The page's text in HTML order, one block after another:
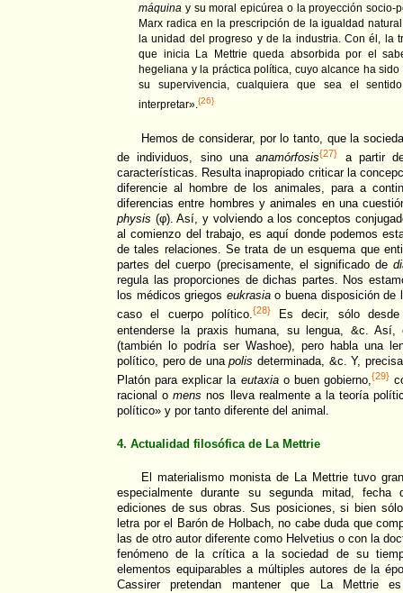
máquina y su moral epicúrea o la proyección socio-
Marx radica en la prescripción de la igualdad
la unidad del progreso y de la industria. Con él, la
que inicia La Mettrie queda absorbida por el
hegeliana y la práctica política, cuyo alcance ha
su supervivencia, cualquiera que sea el
interpretar». {26}
Hemos de considerar, por lo tanto, que la
de individuos, sino unaanamórfosis{27}
a partir
características. Resulta inapropiado criticar la
diferencie al hombre de los animales, para a
diferencias entre hombres y animales en una
physis (φ). Así, y volviendo a los conceptos
al comienzo del trabajo, es aquí donde podemos
de tales relaciones. Se trata de un esquema que
partes del cuerpo (precisamente, el significado de
regula las proporciones de dichas partes. Nos
los médicos griegos eukrasiao buena disposición de
caso el cuerpo político.{28}Es decir, sólo desde
entenderse la praxis humana, su lengua, &c.
(también lo podría ser Washoe), pero habla una
político, pero de unapolis determinada, &c. Y,
Platón para explicar la eutaxiao buen gobierno,{29}
racional omens nos lleva realmente a la teoría
político» y por tanto diferente del animal.
4. Actualidad filosófica de La Mettrie
El materialismo monista de La Mettrie tuvo
especialmente durante su segunda mitad,
ediciones de sus obras. Sus posiciones, si bien
letra por el Barón de Holbach, no cabe duda que
las de otro autor diferente como Helvetius o con la
fenómeno de la crítica a la sociedad de su
elementos equiparables a múltiples autores de la
Cassirer pretendan mantener que La Mettrie